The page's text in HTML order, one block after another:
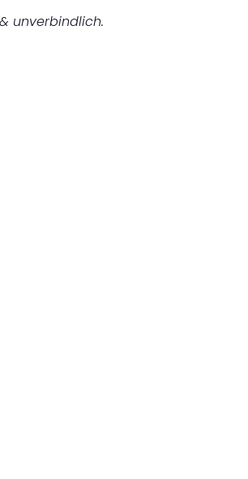
unverbindlich.